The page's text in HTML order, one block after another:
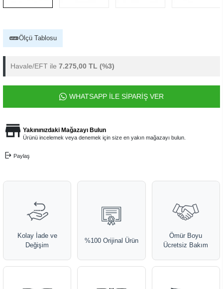
Ölçü Tablosu
Havale/EFT ile 7.275,00 TL (%3)
WHATSAPP İLE SİPARİŞ VER
Yakınınızdaki Mağazayı Bulun
Ürünü incelemek veya denemek için size en yakın mağazayı bulun.
Paylaş
Kolay İade ve
Değişim
%100 Orijinal Ürün
Ömür Boyu
Ücretsiz Bakım